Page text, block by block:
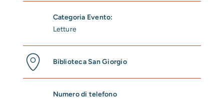
Categoria Evento:
Letture
Biblioteca San Giorgio
Numero di telefono